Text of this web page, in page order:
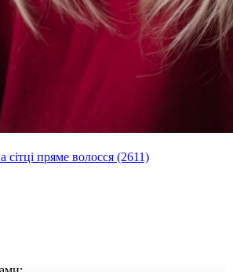
сітці пряме волосся (2611)